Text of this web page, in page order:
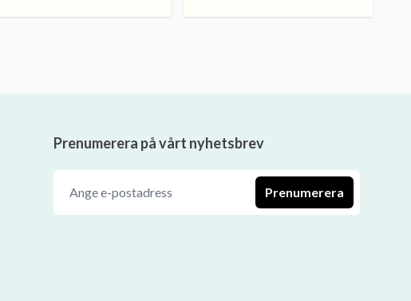
Prenumerera på vårt nyhetsbrev
Prenumerera